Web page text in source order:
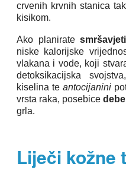
crvenih krvnih stanica
kisikom.
Ako planirate smršavjeti
niske kalorijske
vlakana i vode, koji
detoksikacijska
kiselina te antocijanini
vrsta raka, posebice
grla.
Liječi kožne